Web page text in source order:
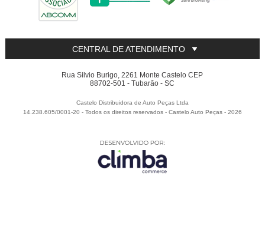
CENTRAL DE ATENDIMENTO
Rua Silvio Burigo, 2261 Monte Castelo CEP
88702-501 - Tubarão - SC
Castelo Distribuidora de Auto Peças Ltda
14.238.605/0001-20 - Todos os direitos reservados -Castelo Auto Peças -2026